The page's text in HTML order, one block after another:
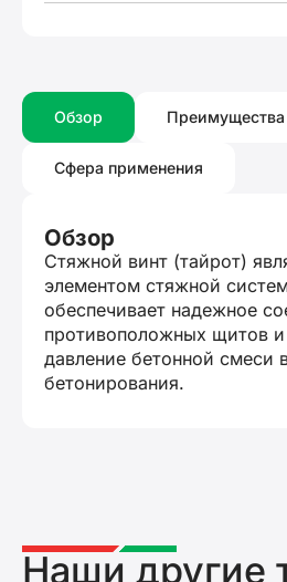
Обзор Преимущества
Сфера применения
Обзор
Стяжной винт (тайрот)
элементом стяжной
обеспечивает надежное
противоположных щитов
давление бетонной смеси
бетонирования.
Наши другие